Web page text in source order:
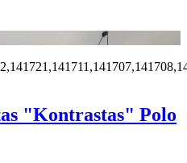
"Kontrastas" Polo